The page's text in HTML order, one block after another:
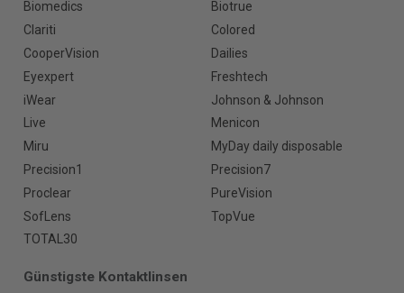
Biomedics
Biotrue
Clariti
Colored
CooperVision
Dailies
Eyexpert
Freshtech
iWear
Johnson & Johnson
Live
Menicon
Miru
MyDay daily disposable
Precision1
Precision7
Proclear
PureVision
SofLens
TopVue
TOTAL30
Günstigste Kontaktlinsen